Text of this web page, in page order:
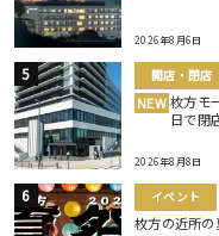
2026年8月6日
開店・閉店
NEW 枚方モ
日で閉
2026年8月8日
イベント
枚方の近所の